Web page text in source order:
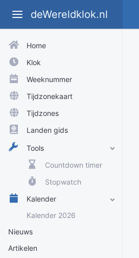
deWereldklok.nl
Home
Klok
Weeknummer
Tijdzonekaart
Tijdzones
Landen gids
Tools
Countdown timer
Stopwatch
Kalender
Kalender 2026
Nieuws
Artikelen